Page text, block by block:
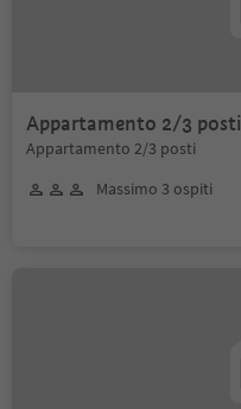
Appartamento 2/3 posti
Appartamento 2/3 posti
Massimo 3 ospiti